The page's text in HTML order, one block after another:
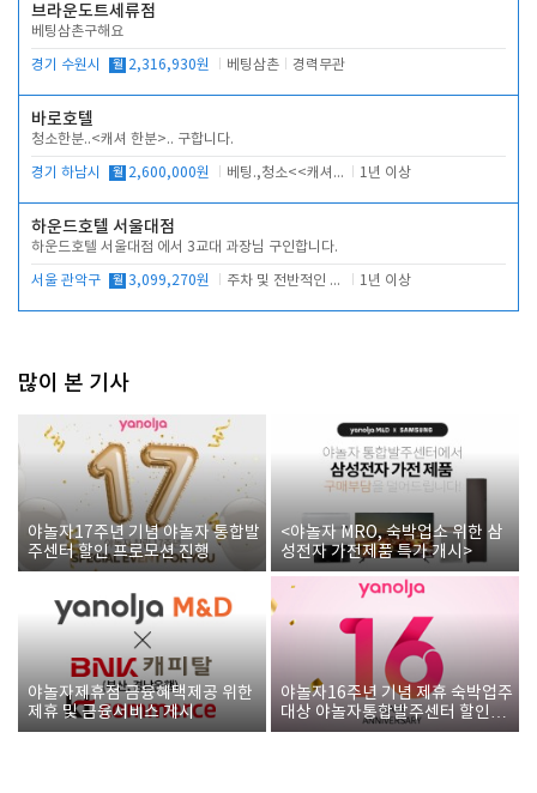
브라운도트세류점
베팅삼촌구해요
경기 수원시 월 2,316,930원 베팅삼촌 경력무관
바로호텔
청소한분..<캐셔 한분>.. 구합니다.
경기 하남시 월 2,600,000원 베팅.,청소<<캐셔 모셔봅니다. 1년 이상
하운드호텔 서울대점
하운드호텔 서울대점 에서 3교대 과장님 구인합니다.
서울 관악구 월 3,099,270원 주차 및 전반적인 당번업무 1년 이상
많이 본 기사
야놀자17주년 기념 야놀자 통합발
주센터 할인 프로모션 진행
<야놀자 MRO, 숙박업소 위한 삼
성전자 가전제품 특가 개시>
야놀자제휴점 금융혜택제공 위한
제휴 및 금융서비스 게시
야놀자16주년 기념 제휴 숙박업주
대상 야놀자통합발주센터 할인쿠
폰 증정